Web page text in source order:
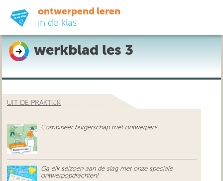
ontwerpend leren
in de klas
ready-to-go
do-it-yourself
uit de praktijk
over ons
werkblad les 3
UIT DE PRAKTIJK
Combineer burgerschap met ontwerpen!
Ga elk seizoen aan de slag met onze speciale
ontwerpopdrachten!